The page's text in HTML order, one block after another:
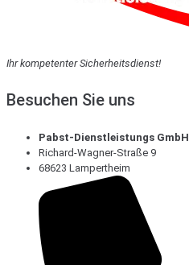
Ihr kompetenter Sicherheitsdienst!
Besuchen Sie uns
Pabst-Dienstleistungs GmbH
Richard-Wagner-Straße 9
68623 Lampertheim